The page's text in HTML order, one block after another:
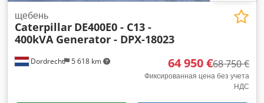
Dordrecht 5 618 km
щебень
Caterpillar DE400E0 - C13 -
400kVA Generator - DPX-18023
64 950 €68 750 €
Фиксированная цена без учета
НДС